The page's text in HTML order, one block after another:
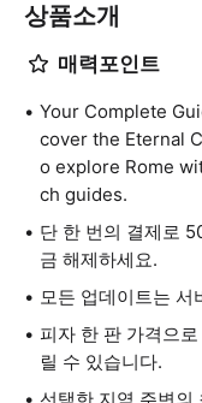
상품소개
매력포인트
Your Complete
cover the Eternal
o explore Rome
ch guides.
단 한 번의 결제로
금 해제하세요.
모든 업데이트는 서
피자 한 판 가격으
릴 수 있습니다.